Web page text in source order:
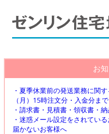
お
・夏季休業前の発送業務に関
（月）15時注文分・入金分まで
・請求書・見積書・領収書・
・迷惑メール設定をされてい
届かないお客様へ